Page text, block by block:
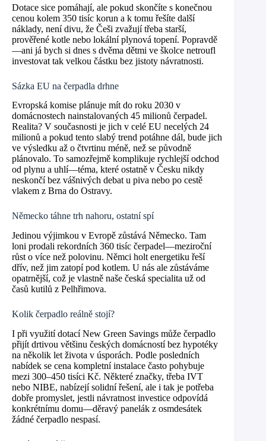
Dotace sice pomáhají, ale pokud skončíte s konečnou
cenou kolem 350 tisíc korun a k tomu řešíte další
náklady, není divu, že Češi zvažují třeba starší,
prověřené kotle nebo lokální plynová topení. Popravdě
—ani já bych si dnes s dvěma dětmi ve školce netroufl
investovat tak velkou částku bez jistoty návratnosti.
Sázka EU na čerpadla drhne
Evropská komise plánuje mít do roku 2030 v
domácnostech nainstalovaných 45 milionů čerpadel.
Realita? V současnosti je jich v celé EU necelých 24
milionů a pokud tento slabý trend potáhne dál, bude jich
ve výsledku až o čtvrtinu méně, než se původně
plánovalo. To samozřejmě komplikuje rychlejší odchod
od plynu a uhlí—téma, které ostatně v Česku nikdy
neskončí bez vášnivých debat u piva nebo po cestě
vlakem z Brna do Ostravy.
Německo táhne trh nahoru, ostatní spí
Jedinou výjimkou v Evropě zůstává Německo. Tam
loni prodali rekordních 360 tisíc čerpadel—meziroční
růst o více než polovinu. Němci holt energetiku řeší
dřív, než jim zatopí pod kotlem. U nás ale zůstáváme
opatrnější, což je vlastně naše česká specialita už od
časů kutilů z Pelhřimova.
Kolik čerpadlo reálně stojí?
I při využití dotací New Green Savings může čerpadlo
přijít drtivou většinu českých domácností bez hypotéky
na několik let života v úsporách. Podle posledních
nabídek se cena kompletní instalace často pohybuje
mezi 300–450 tisíci Kč. Některé značky, třeba IVT
nebo NIBE, nabízejí solidní řešení, ale i tak je potřeba
dobře promyslet, jestli návratnost investice odpovídá
konkrétnímu domu—děravý panelák z osmdesátek
žádné čerpadlo nespasí.